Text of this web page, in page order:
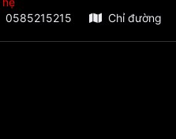
0585215215
Chỉ đường